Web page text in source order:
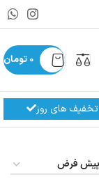
0 تومان
تخفیف های روز